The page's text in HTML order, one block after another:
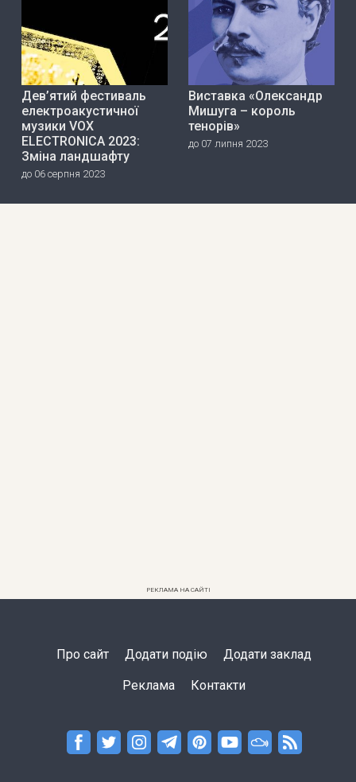
Дев’ятий фестиваль
електроакустичної
музики VOX
ELECTRONICA 2023:
Зміна ландшафту
до 06 серпня 2023
Виставка «Олександр
Мишуга – король
тенорів»
до 07 липня 2023
РЕКЛАМА НА САЙТІ
Про сайт Додати подію Додати заклад
Реклама Контакти